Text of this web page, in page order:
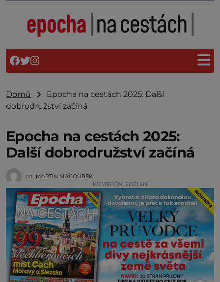
Domů
Epocha na cestách 2025: Další
dobrodružství začíná
Epocha na cestách 2025:
Další dobrodružství začíná
od MARTIN MACOUREK
KOMERČNÍ SDĚLENÍ